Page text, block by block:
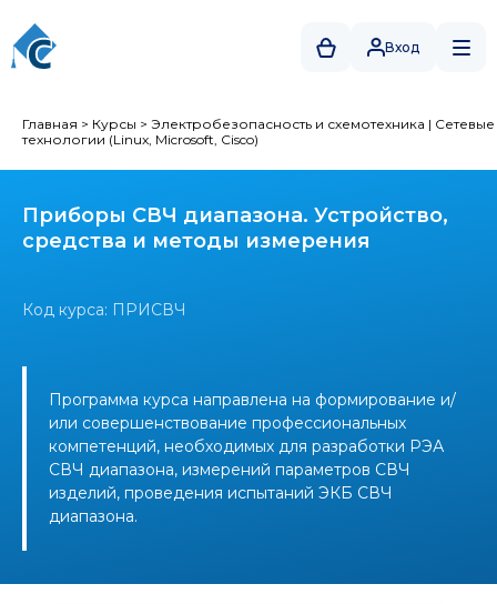
Вход
Главная > Курсы > Электробезопасность и схемотехника | Сетевые
технологии (Linux, Microsoft, Cisco)
Приборы СВЧ диапазона. Устройство,
средства и методы измерения
Код курса: ПРИСВЧ
Программа курса направлена на формирование и/
или совершенствование профессиональных
компетенций, необходимых для разработки РЭА
СВЧ диапазона, измерений параметров СВЧ
изделий, проведения испытаний ЭКБ СВЧ
диапазона.